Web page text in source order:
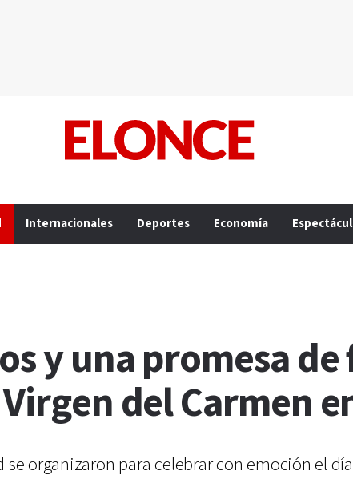
Internacionales Deportes Economía
y una promesa de
del Carmen
organizaron para celebrar con emoción el